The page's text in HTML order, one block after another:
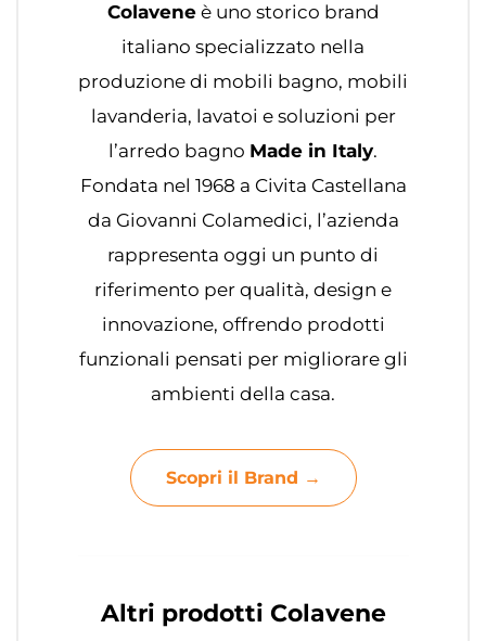
Colaveneè uno storico brand
italiano specializzato nella
produzione di mobili bagno, mobili
lavanderia, lavatoi e soluzioni per
l’arredo bagno Made in Italy.
Fondata nel 1968 a Civita Castellana
da Giovanni Colamedici, l’azienda
rappresenta oggi un punto di
riferimento per qualità, design e
innovazione, offrendo prodotti
funzionali pensati per migliorare gli
ambienti della casa.
Scopri il Brand →
Altri prodotti Colavene